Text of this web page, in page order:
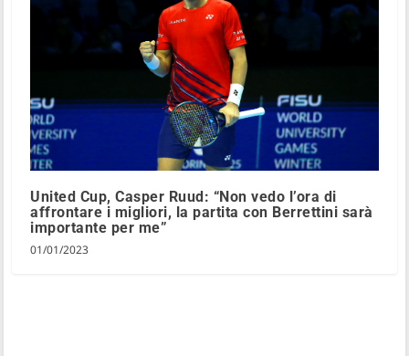
United Cup, Casper Ruud: “Non vedo l’ora di
affrontare i migliori, la partita con Berrettini sarà
importante per me”
01/01/2023